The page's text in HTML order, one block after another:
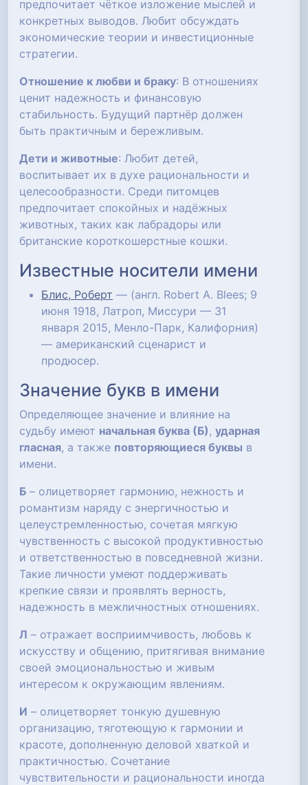
предпочитает чёткое изложение мыслей и
конкретных выводов. Любит обсуждать
экономические теории и инвестиционные
стратегии.
Отношение к любви и браку: В отношениях
ценит надежность и финансовую
стабильность. Будущий партнёр должен
быть практичным и бережливым.
Дети и животные: Любит детей,
воспитывает их в духе рациональности и
целесообразности. Среди питомцев
предпочитает спокойных и надёжных
животных, таких как лабрадоры или
британские короткошерстные кошки.
Известные носители имени
Блис, Роберт — (англ. Robert A. Blees; 9
июня 1918, Латроп, Миссури — 31
января 2015, Менло-Парк, Калифорния)
— американский сценарист и
продюсер.
Значение букв в имени
Определяющее значение и влияние на
судьбу имеют начальная буква (Б), ударная
гласная, а также повторяющиеся буквы в
имени.
Б – олицетворяет гармонию, нежность и
романтизм наряду с энергичностью и
целеустремленностью, сочетая мягкую
чувственность с высокой продуктивностью
и ответственностью в повседневной жизни.
Такие личности умеют поддерживать
крепкие связи и проявлять верность,
надежность в межличностных отношениях.
Л – отражает восприимчивость, любовь к
искусству и общению, притягивая внимание
своей эмоциональностью и живым
интересом к окружающим явлениям.
И – олицетворяет тонкую душевную
организацию, тяготеющую к гармонии и
красоте, дополненную деловой хваткой и
практичностью. Сочетание
чувствительности и рациональности иногда